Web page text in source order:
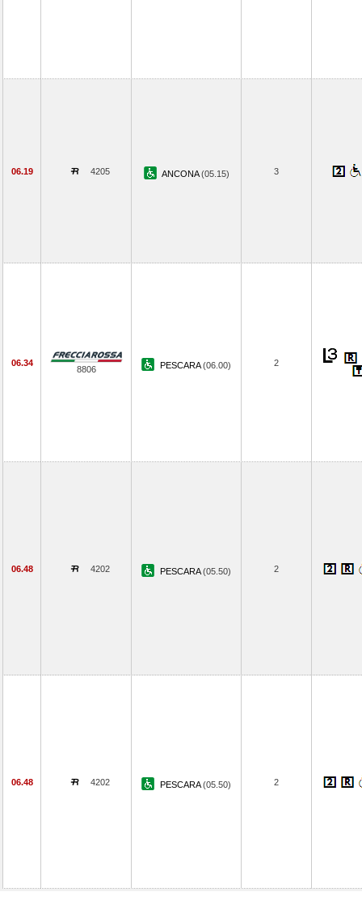
06.19 4205 ANCONA(05.15) 3
06.34
8806 PESCARA(06.00) 2
06.48 4202 PESCARA(05.50) 2
06.48 4202 PESCARA(05.50) 2